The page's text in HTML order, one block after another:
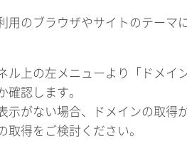
用のブラウザやサイトのテーマ
ル上の左メニューより「ドメイ
認します。
示がない場合、ドメインの取得
取得をご検討ください。